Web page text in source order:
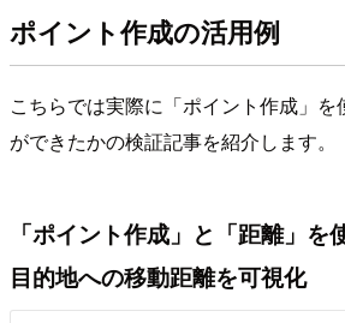
ポイント作成の活用例
こちらでは実際に「ポイント作成」を
ができたかの検証記事を紹介します。
「ポイント作成」と「距離」を
目的地への移動距離を可視化